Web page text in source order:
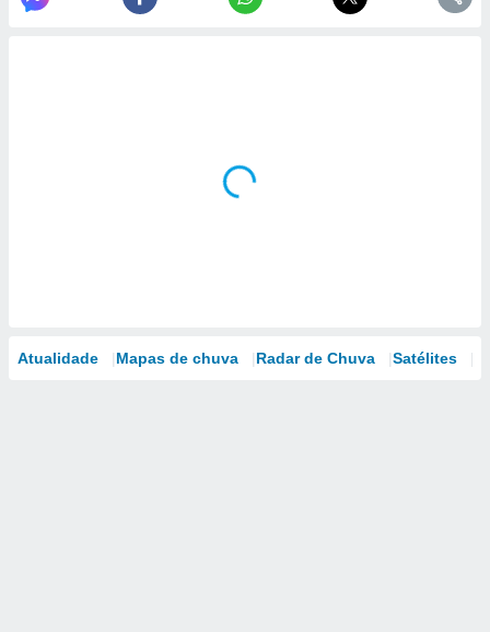
Atualidade Mapas de chuva Radar de Chuva Satélites